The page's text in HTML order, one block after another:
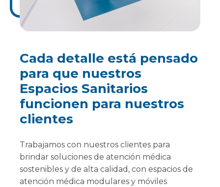
Cada detalle está pensado
para que nuestros
Espacios Sanitarios
funcionen para nuestros
clientes
Trabajamos con nuestros clientes para
brindar soluciones de atención médica
sostenibles y de alta calidad, con espacios de
atención médica modulares y móviles